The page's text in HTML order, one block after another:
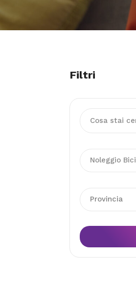
Filtri
Noleggio Bici
Provincia